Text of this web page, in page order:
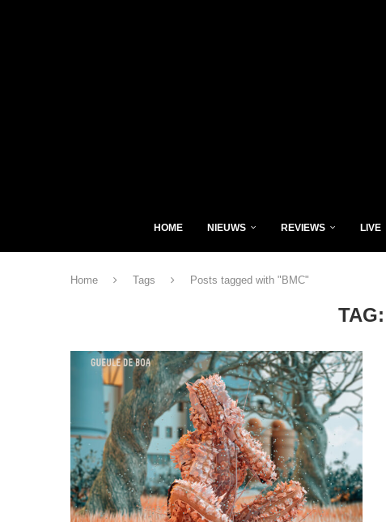
HOME NIEUWS REVIEWS LIVE
Home Tags Posts tagged with "BMC"
TAG: